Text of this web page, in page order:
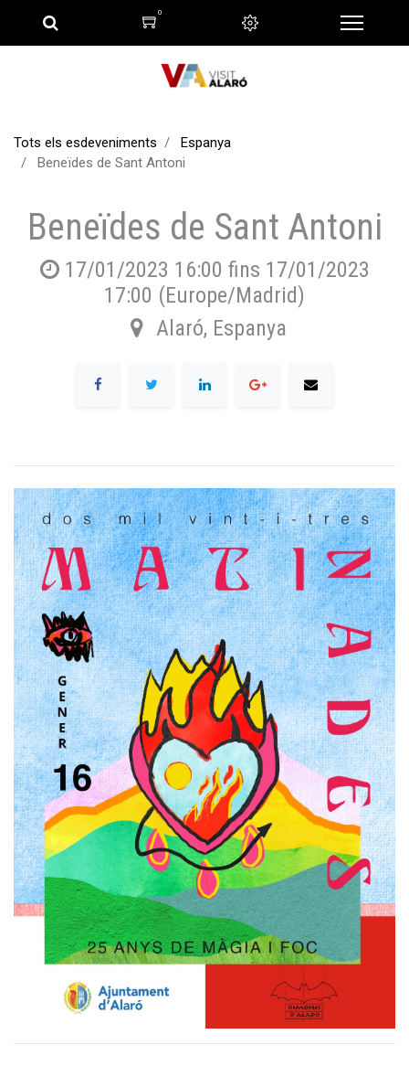
0
Tots els esdeveniments
Espanya
Beneïdes de Sant Antoni
Beneïdes de Sant Antoni
17/01/2023 16:00 fins 17/01/2023
17:00 (Europe/Madrid)
Alaró, Espanya